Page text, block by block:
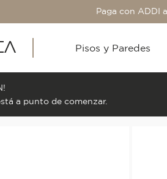
Paga con ADDI
Pisos y Paredes
a punto de comenzar.